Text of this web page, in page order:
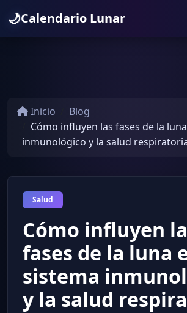
🌙Calendario Lunar
Inicio
Blog
Cómo influyen las fases de la
inmunológico y la salud
Salud
Cómo influyen
fases de la luna
sistema
y la salud